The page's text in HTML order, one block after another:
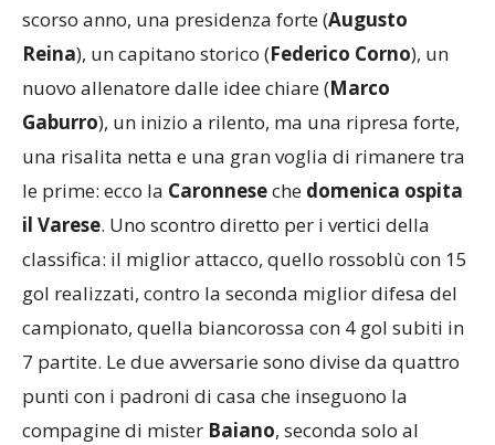
scorso anno, una presidenza forte (Augusto
Reina), un capitano storico (Federico Corno), un
nuovo allenatore dalle idee chiare (Marco
Gaburro), un inizio a rilento, ma una ripresa forte,
una risalita netta e una gran voglia di rimanere tra
le prime: ecco la Caronneseche domenica ospita
il Varese. Uno scontro diretto per i vertici della
classifica: il miglior attacco, quello rossoblù con 15
gol realizzati, contro la seconda miglior difesa del
campionato, quella biancorossa con 4 gol subiti in
7 partite. Le due avversarie sono divise da quattro
punti con i padroni di casa che inseguono la
compagine di mister Baiano, seconda solo al